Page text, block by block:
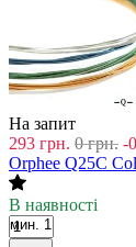
На запит
293 грн. 0 грн. -
Orphee Q25C
В наявності
мин. 1